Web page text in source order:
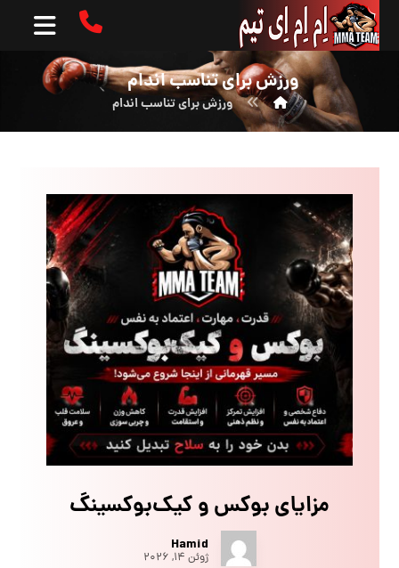
ورزش برای تناسب اندام
ورزش برای تناسب اندام
مزایای بوکس و کیک‌بوکسینگ
Hamid
ژوئن ۱۴, ۲۰۲۶